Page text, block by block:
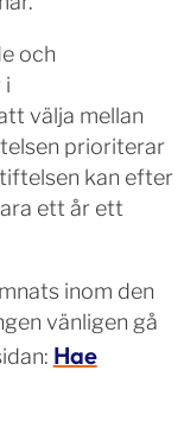
och
i
välja mellan
prioriterar
kan efter
ett år ett
inom den
vänligen gå
Hae